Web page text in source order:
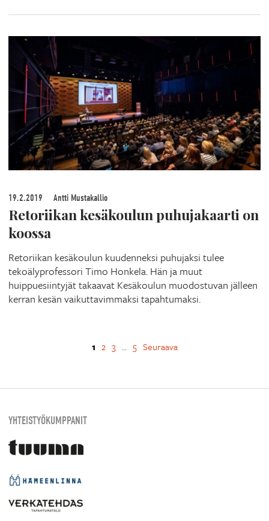
19.2.2019 Antti Mustakallio
Retoriikan kesäkoulun puhujakaarti on
koossa
Retoriikan kesäkoulun kuudenneksi puhujaksi tulee
tekoälyprofessori Timo Honkela. Hän ja muut
huippuesiintyjät takaavat Kesäkoulun muodostuvan jälleen
kerran kesän vaikuttavimmaksi tapahtumaksi.
1 2 3 … 5 Seuraava
YHTEISTYÖKUMPPANIT